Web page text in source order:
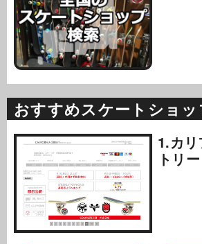
おすすめスケートショ
1.カ
トリ